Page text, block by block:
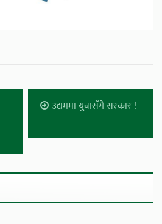
उद्यममा युवासँगै सरकार !